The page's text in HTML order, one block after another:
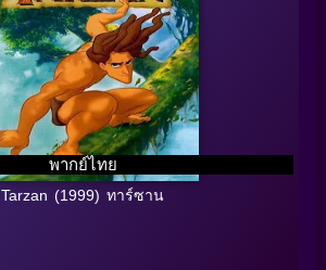
พากย์ไทย
Tarzan (1999) ทาร์ซาน